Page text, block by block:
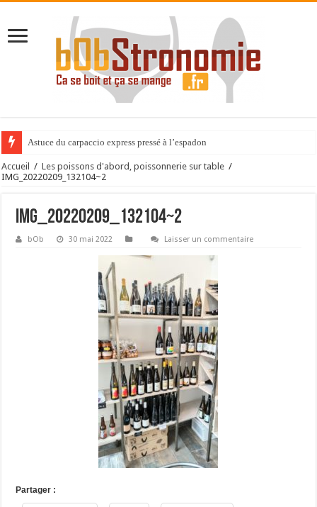
Astuce du carpaccio express pressé à l’espadon
Accueil / Les poissons d'abord, poissonnerie sur table /
IMG_20220209_132104~2
IMG_20220209_132104~2
bOb 30 mai 2022 Laisser un commentaire
Partager :